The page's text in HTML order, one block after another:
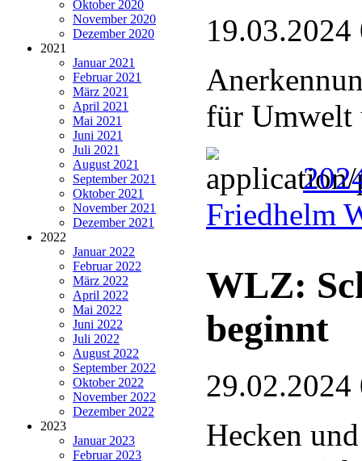
Oktober 2020
November 2020
Dezember 2020
2021
Januar 2021
Februar 2021
März 2021
April 2021
Mai 2021
Juni 2021
Juli 2021
August 2021
September 2021
Oktober 2021
November 2021
Dezember 2021
2022
Januar 2022
Februar 2022
März 2022
April 2022
Mai 2022
Juni 2022
Juli 2022
August 2022
September 2022
Oktober 2022
November 2022
Dezember 2022
2023
Januar 2023
Februar 2023
19.03.2024
für Umwelt
Friedhelm
WLZ:
beginnt
29.02.2024
Hecken